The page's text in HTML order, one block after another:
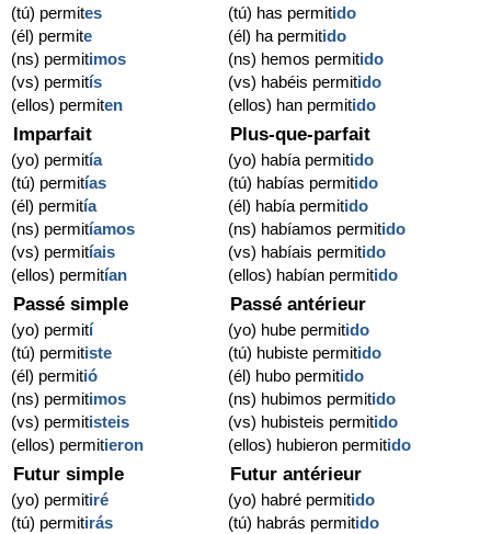
(tú) permites
(él) permite
(ns) permitimos
(vs) permitís
(ellos) permiten
(tú) has permitido
(él) ha permitido
(ns) hemos permitido
(vs) habéis permitido
(ellos) han permitido
Imparfait
(yo) permitía
(tú) permitías
(él) permitía
(ns) permitíamos
(vs) permitíais
(ellos) permitían
Plus-que-parfait
(yo) había permitido
(tú) habías permitido
(él) había permitido
(ns) habíamos permitido
(vs) habíais permitido
(ellos) habían permitido
Passé simple
(yo) permití
(tú) permitiste
(él) permitió
(ns) permitimos
(vs) permitisteis
(ellos) permitieron
Passé antérieur
(yo) hube permitido
(tú) hubiste permitido
(él) hubo permitido
(ns) hubimos permitido
(vs) hubisteis permitido
(ellos) hubieron permitido
Futur simple
(yo) permitiré
(tú) permitirás
Futur antérieur
(yo) habré permitido
(tú) habrás permitido